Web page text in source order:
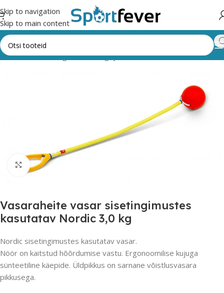
Skip to navigation
Skip to main content
Esileht Kõik kategooriad Kergejõustik Vasaraheide
Suurendamiseks klõpsake
Vasaraheite vasar sisetingimustes
kasutatav Nordic 3,0 kg
Nordic sisetingimustes kasutatav vasar.
Nöör on kaitstud hõõrdumise vastu. Ergonoomilise kujuga
sünteetiline käepide. Üldpikkus on sarnane võistlusvasara
pikkusega.